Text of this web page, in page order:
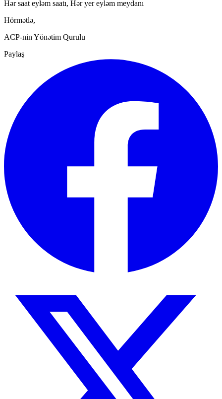
Hər saat eyləm saatı, Hər yer eyləm meydanı
Hörmətlə,
ACP-nin Yönətim Qurulu
Paylaş